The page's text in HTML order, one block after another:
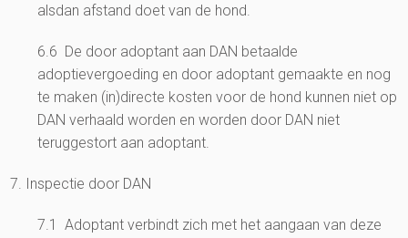
alsdan afstand doet van de hond.
6.6 De door adoptant aan DAN betaalde
adoptievergoeding en door adoptant gemaakte en nog
te maken (in)directe kosten voor de hond kunnen niet op
DAN verhaald worden en worden door DAN niet
teruggestort aan adoptant.
7. Inspectie door DAN
7.1 Adoptant verbindt zich met het aangaan van deze